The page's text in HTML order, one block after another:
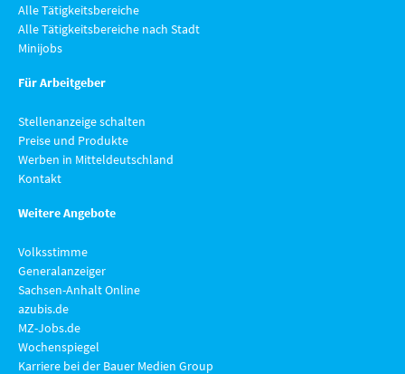
Alle Tätigkeitsbereiche
Alle Tätigkeitsbereiche nach Stadt
Minijobs
Für Arbeitgeber
Stellenanzeige schalten
Preise und Produkte
Werben in Mitteldeutschland
Kontakt
Weitere Angebote
Volksstimme
Generalanzeiger
Sachsen-Anhalt Online
azubis.de
MZ-Jobs.de
Wochenspiegel
Karriere bei der Bauer Medien Group